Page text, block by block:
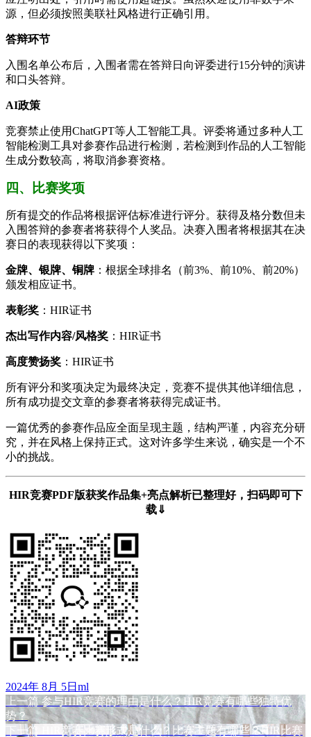
源，但必须按照美联社风格进行正确引用。
答辩环节
入围名单公布后，入围者需在答辩日向评委进行15分钟的演讲
和口头答辩。
AI政策
竞赛禁止使用ChatGPT等人工智能工具。评委将通过多种人工
智能检测工具对参赛作品进行检测，若检测到作品的人工智能
生成分数较高，将取消参赛资格。
四、比赛奖项
所有提交的作品将根据评估标准进行评分。获得及格分数但未
入围答辩的参赛者将获得个人奖品。决赛入围者将根据其在决
赛日的表现获得以下奖项：
金牌、银牌、铜牌 ：根据全球排名（前3%、前10%、前20%）
颁发相应证书。
表彰奖 ：HIR证书
杰出写作内容/风格奖 ：HIR证书
高度赞扬奖 ：HIR证书
所有评分和奖项决定为最终决定，竞赛不提供其他详细信息，
所有成功提交文章的参赛者将获得完成证书。
一篇优秀的参赛作品应全面呈现主题，结构严谨，内容充分研
究，并在风格上保持正式。这对许多学生来说，确实是一个不
小的挑战。
HIR竞赛PDF版获奖作品集+亮点解析已整理好，扫码即可下
载⇓
发
布
于
2024年 8月 5日 作
者
ml
文
章
上一篇 上
篇
参与HIR竞赛的理由是什么？HIR竞赛有哪些独特优
势？
下一篇
HIR竞赛比赛形式是什么？比赛主题有哪些？HIR比赛